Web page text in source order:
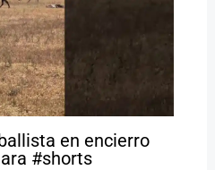
en encierro
#shorts